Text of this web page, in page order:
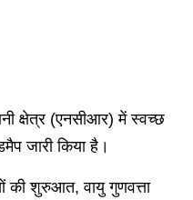
क्षेत्र (एनसीआर) में स्वच्छ
जारी किया है।
शुरुआत, वायु गुणवत्ता